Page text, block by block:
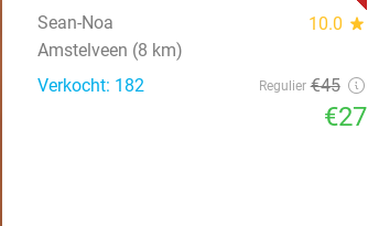
Sean-Noa 10.0 star
Amstelveen (8 km)
Verkocht: 182
Regulier €45
€27